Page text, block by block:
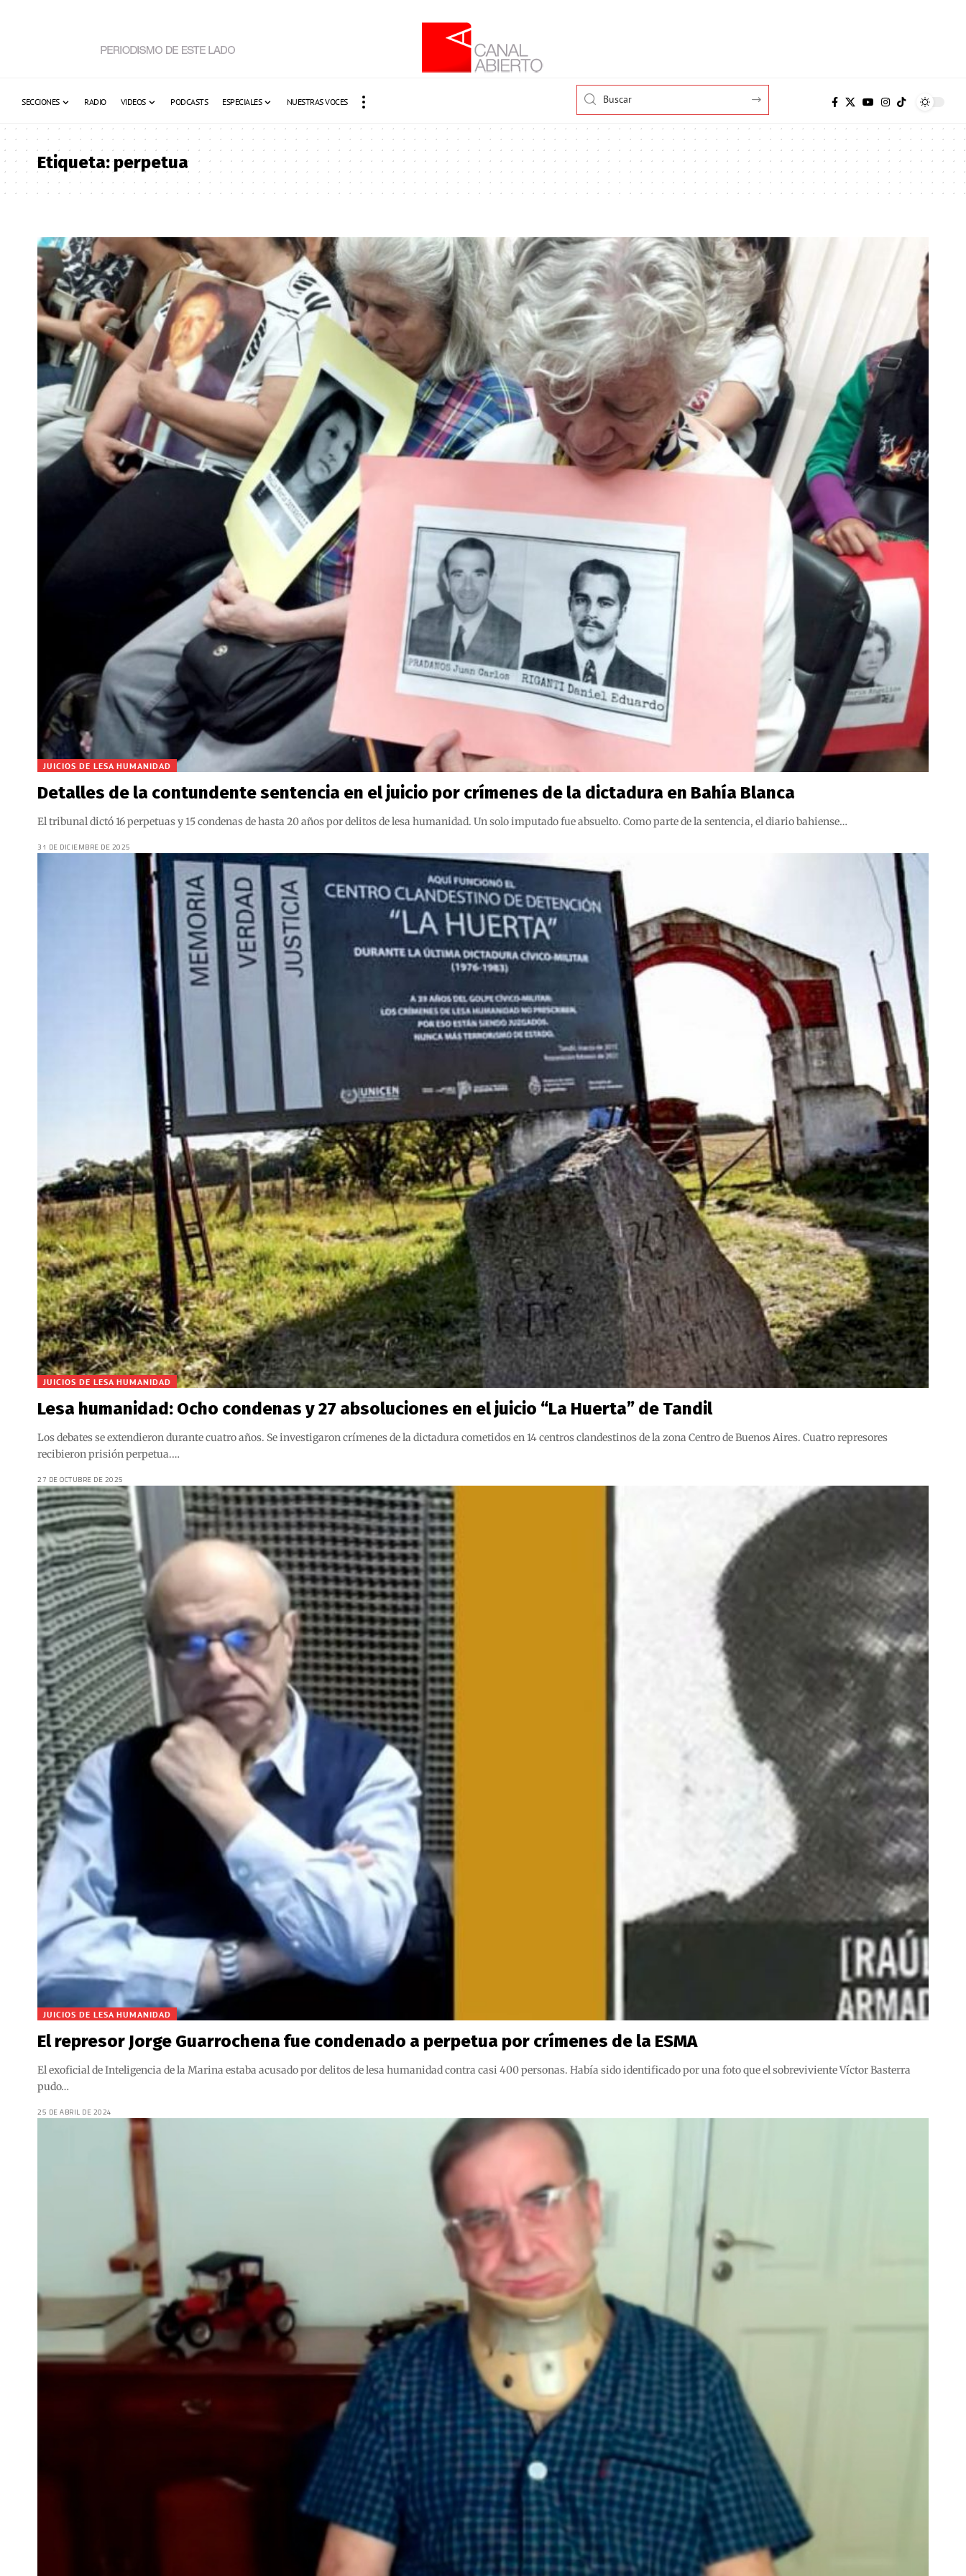
SECCIONES RADIO VIDEOS PODCASTS ESPECIALES NUESTRAS VOCES
Etiqueta:perpetua
JUICIOS DE LESA HUMANIDAD
Detalles de la contundente sentencia en el juicio por crímenes de la dictadura en Bahía Blanca
El tribunal dictó 16 perpetuas y 15 condenas de hasta 20 años por delitos de lesa humanidad. Un solo imputado fue absuelto. Como parte de la sentencia, el diario bahiense…
31 DE DICIEMBRE DE 2025
JUICIOS DE LESA HUMANIDAD
Lesa humanidad: Ocho condenas y 27 absoluciones en el juicio “La Huerta” de Tandil
Los debates se extendieron durante cuatro años. Se investigaron crímenes de la dictadura cometidos en 14 centros clandestinos de la zona Centro de Buenos Aires. Cuatro represores
recibieron prisión perpetua.…
27 DE OCTUBRE DE 2025
JUICIOS DE LESA HUMANIDAD
El represor Jorge Guarrochena fue condenado a perpetua por crímenes de la ESMA
El exoficial de Inteligencia de la Marina estaba acusado por delitos de lesa humanidad contra casi 400 personas. Había sido identificado por una foto que el sobreviviente Víctor Basterra
pudo…
25 DE ABRIL DE 2024